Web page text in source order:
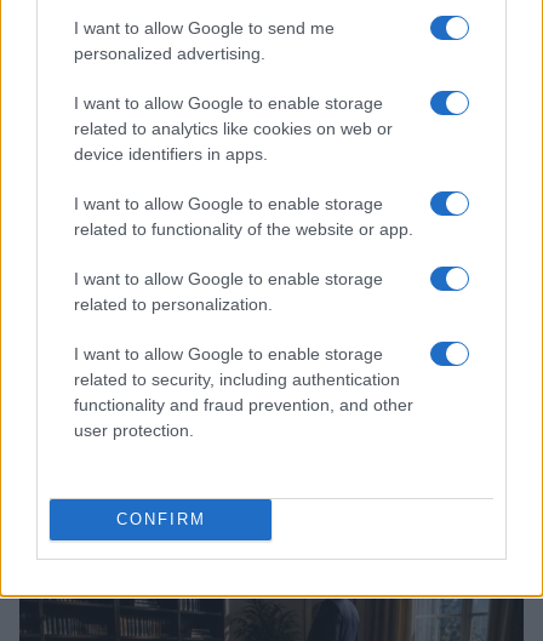
I want to allow Google to send me
personalized advertising.
I want to allow Google to enable storage
related to analytics like cookies on web or
device identifiers in apps.
I want to allow Google to enable storage
related to functionality of the website or app.
I want to allow Google to enable storage
related to personalization.
I want to allow Google to enable storage
related to security, including authentication
functionality and fraud prevention, and other
user protection.
CONFIRM
Reparti aeronavali della Guardia di Finanza: controllo del
territorio e contrasto agli illeciti
FINANZA
Francesca Galli · 7 Ago 2026